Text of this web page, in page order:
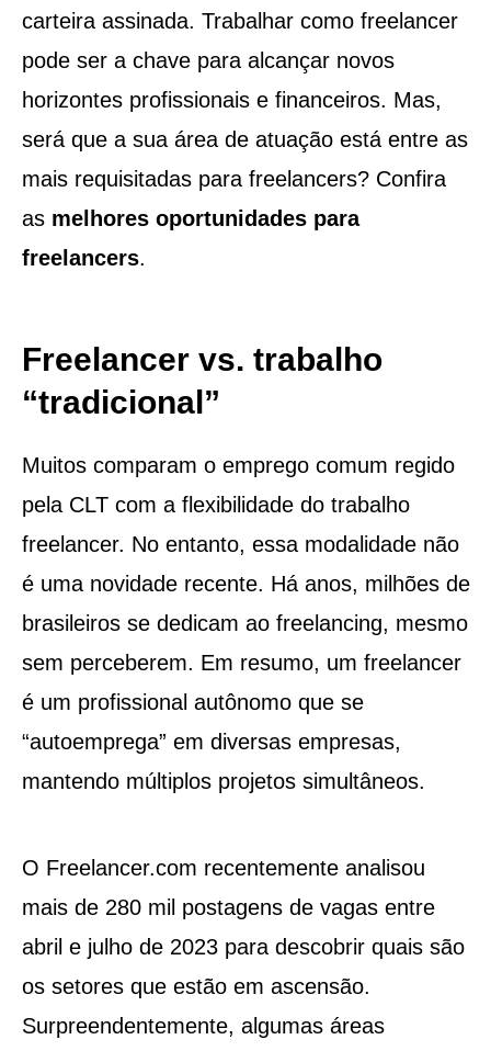
carteira assinada. Trabalhar como freelancer
pode ser a chave para alcançar novos
horizontes profissionais e financeiros. Mas,
será que a sua área de atuação está entre as
mais requisitadas para freelancers? Confira
as melhores oportunidades para
freelancers.
Freelancer vs. trabalho
“tradicional”
Muitos comparam o emprego comum regido
pela CLT com a flexibilidade do trabalho
freelancer. No entanto, essa modalidade não
é uma novidade recente. Há anos, milhões de
brasileiros se dedicam ao freelancing, mesmo
sem perceberem. Em resumo, um freelancer
é um profissional autônomo que se
“autoemprega” em diversas empresas,
mantendo múltiplos projetos simultâneos.
O Freelancer.com recentemente analisou
mais de 280 mil postagens de vagas entre
abril e julho de 2023 para descobrir quais são
os setores que estão em ascensão.
Surpreendentemente, algumas áreas